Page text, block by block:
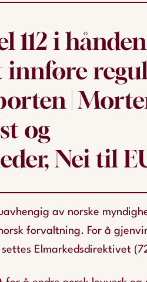
112 i
innføre
|
og
Nei til
av norske
forvaltning. For å
Elmarkedsdirektivet